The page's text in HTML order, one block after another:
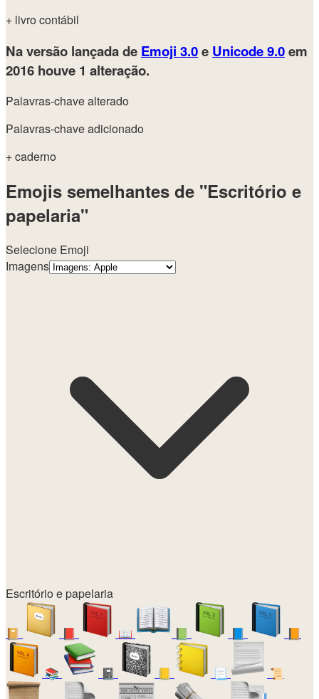
+ livro contábil
Na versão lançada de Emoji 3.0e Unicode 9.0em
2016 houve 1 alteração.
Palavras-chave alterado
Palavras-chave adicionado
+ caderno
Emojis semelhantes de "Escritório e
papelaria"
Selecione Emoji
Imagens
Escritório e papelaria
📔 📕 📖 📗 📘 📙
📚 📓 📒 📃 📜